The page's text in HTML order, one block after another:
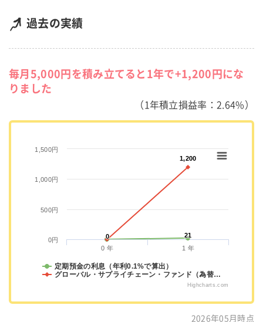
過去の実績
毎月5,000円を積み立てると1年で+1,200円にな
りました
（1年積立損益率：2.64%）
0
0 21
21
1,200
1,200
定期預金の利息（年利0.1%で算出）
グローバル・サプライチェーン・ファンド（為替…
0 年 1 年
0円
500円
1,000円
1,500円
Highcharts.com
2026年05月時点